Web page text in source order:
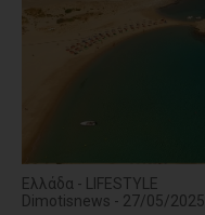
Ελλάδα - LIFESTYLE
Dimotisnews - 27/05/2025